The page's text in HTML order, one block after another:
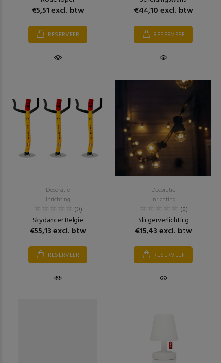
€5,51 excl. btw
RESERVEER
€44,10 excl. btw
RESERVEER
Decoratie
Inrichting
(0)
Skydancer België
€55,13 excl. btw
RESERVEER
Decoratie
Inrichting
(0)
Slingerverlichting
€15,43 excl. btw
RESERVEER